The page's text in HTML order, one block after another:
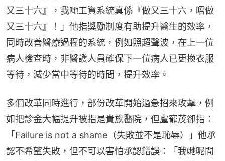
又三十六』，我哋工資系統真係『做又三十六，唔做
又三十六』！」他指獎勵制度有助提升醫生的效率，
同時改善醫療過程的系統，例如照超聲波，在上一位
病人檢查時，非醫護人員確保下一位病人已更換衣服
等待，減少當中等待的時間，提升效率。
多個改革同時進行，部份改革開始過急招來攻擊，例
如把診金大幅提升被指是貴族醫院，但盧寵茂卻指：
「Failure is not a shame（失敗並不是恥辱）」他承
認不希望失敗，但不可以害怕承認錯誤：「我哋呢間